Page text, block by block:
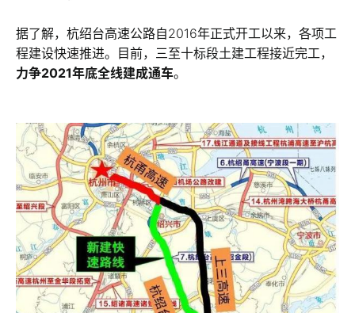
据了解，杭绍台高速公路自2016年正式开工以来，各项工
程建设快速推进。目前，三至十标段土建工程接近完工，
力争2021年底全线建成通车。